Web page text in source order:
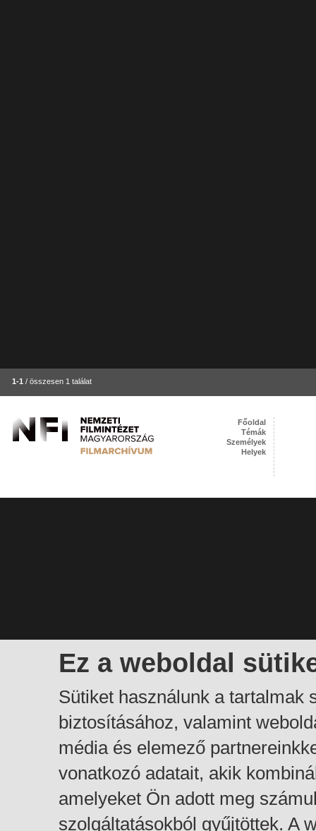
1-1 / összesen 1 találat
Ez a weboldal
Sütiket használunk a tartalmak
biztosításához, valamint
média és elemező
vonatkozó adatait, akik
amelyeket Ön adott meg
szolgáltatásokból gyűjtöttek. A
Főoldal
Témák
Személyek
Helyek